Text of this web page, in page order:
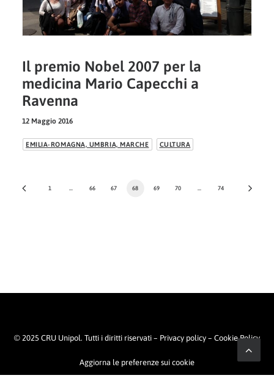
Il premio Nobel 2007 per la
medicina Mario Capecchi a
Ravenna
12 Maggio 2016
EMILIA-ROMAGNA, UMBRIA, MARCHE CULTURA
1 66 67 68 69 70 74
© 2025 CRU Unipol. Tutti i diritti riservati – Privacy policy – Cookie Policy
Aggiorna le preferenze sui cookie